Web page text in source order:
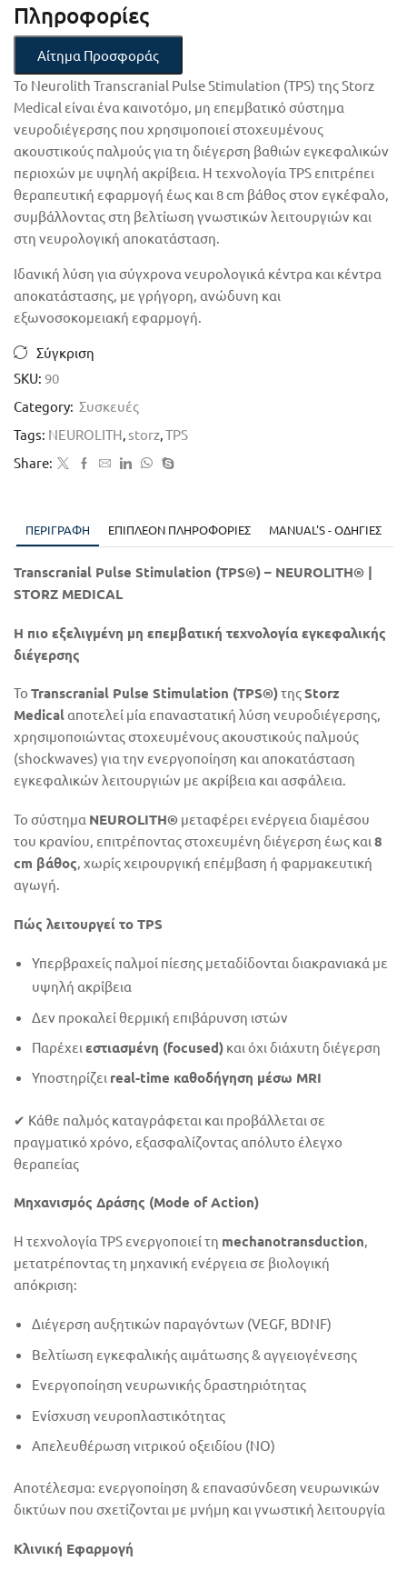
Πληροφορίες
Αίτημα Προσφοράς
Το Neurolith Transcranial Pulse Stimulation (TPS) της Storz
Medical είναι ένα καινοτόμο, μη επεμβατικό σύστημα
νευροδιέγερσης που χρησιμοποιεί στοχευμένους
ακουστικούς παλμούς για τη διέγερση βαθιών εγκεφαλικών
περιοχών με υψηλή ακρίβεια. Η τεχνολογία TPS επιτρέπει
θεραπευτική εφαρμογή έως και 8 cm βάθος στον εγκέφαλο,
συμβάλλοντας στη βελτίωση γνωστικών λειτουργιών και
στη νευρολογική αποκατάσταση.
Ιδανική λύση για σύγχρονα νευρολογικά κέντρα και κέντρα
αποκατάστασης, με γρήγορη, ανώδυνη και
εξωνοσοκομειακή εφαρμογή.
Σύγκριση
SKU: 90
Category: Συσκευές
Tags: NEUROLITH, storz,TPS
Share:
ΠΕΡΙΓΡΑΦΉ ΕΠΙΠΛΈΟΝ ΠΛΗΡΟΦΟΡΊΕΣ MANUAL'S - ΟΔΗΓΙΕΣ
Transcranial Pulse Stimulation (TPS®) – NEUROLITH® |
STORZ MEDICAL
Η πιο εξελιγμένη μη επεμβατική τεχνολογία εγκεφαλικής
διέγερσης
Το Transcranial Pulse Stimulation (TPS®)τηςStorz
Medicalαποτελεί μία επαναστατική λύση νευροδιέγερσης,
χρησιμοποιώντας στοχευμένους ακουστικούς παλμούς
(shockwaves) για την ενεργοποίηση και αποκατάσταση
εγκεφαλικών λειτουργιών με ακρίβεια και ασφάλεια.
Το σύστημα NEUROLITH® μεταφέρει ενέργεια διαμέσου
του κρανίου, επιτρέποντας στοχευμένη διέγερση έως και 8
cm βάθος, χωρίς χειρουργική επέμβαση ή φαρμακευτική
αγωγή.
Πώς λειτουργεί το TPS
Υπερβραχείς παλμοί πίεσης μεταδίδονται διακρανιακά με
υψηλή ακρίβεια
Δεν προκαλεί θερμική επιβάρυνση ιστών
Παρέχει εστιασμένη (focused) και όχι διάχυτη διέγερση
Υποστηρίζει real-time καθοδήγηση μέσω MRI
✔ Κάθε παλμός καταγράφεται και προβάλλεται σε
πραγματικό χρόνο, εξασφαλίζοντας απόλυτο έλεγχο
θεραπείας
Μηχανισμός Δράσης (Mode of Action)
Η τεχνολογία TPS ενεργοποιεί τη mechanotransduction
μετατρέποντας τη μηχανική ενέργεια σε βιολογική
απόκριση:
Διέγερση αυξητικών παραγόντων (VEGF, BDNF)
Βελτίωση εγκεφαλικής αιμάτωσης & αγγειογένεσης
Ενεργοποίηση νευρωνικής δραστηριότητας
Ενίσχυση νευροπλαστικότητας
Απελευθέρωση νιτρικού οξειδίου (NO)
Αποτέλεσμα: ενεργοποίηση & επανασύνδεση νευρωνικών
δικτύων που σχετίζονται με μνήμη και γνωστική λειτουργία
Κλινική Εφαρμογή